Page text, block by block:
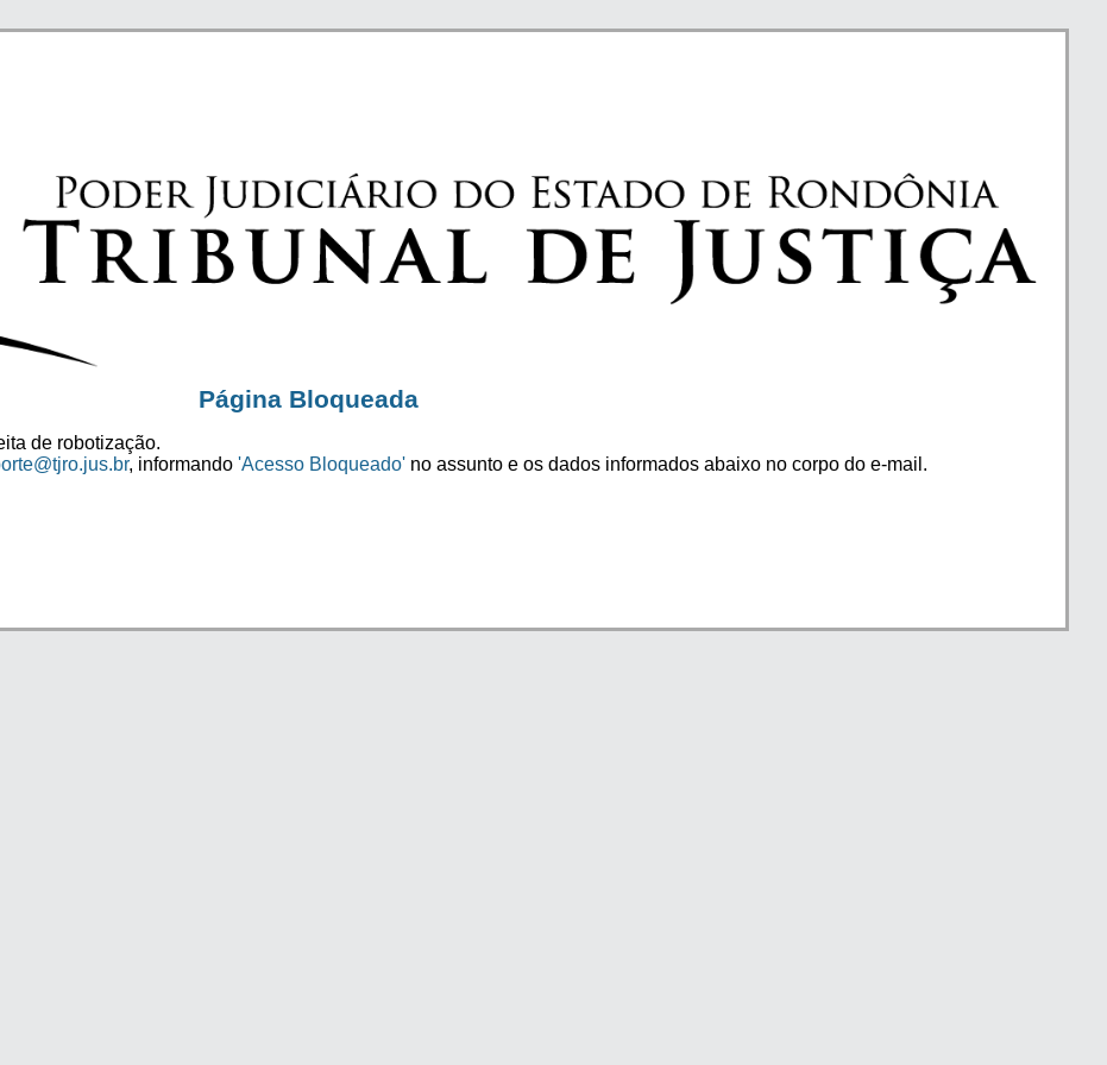
Página Bloqueada
de robotização.
, informando 'Acesso Bloqueado' no assunto e os dados informados abaixo no corpo do e-mail.